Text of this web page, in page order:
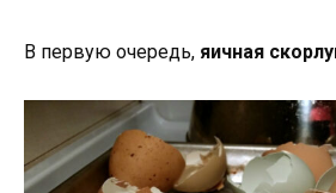
В первую очередь, яичная